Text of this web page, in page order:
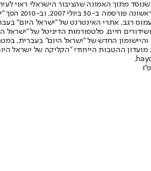
מתוך האמונה שהציבור הישראלי ראוי
תשלום.
חיים. פלטפורמות הדיגיטל של "ישראל
החדש והיישומון החדש של "ישראל היום"
מועדון ההטבות הייחודי "הקליקה של ישראל